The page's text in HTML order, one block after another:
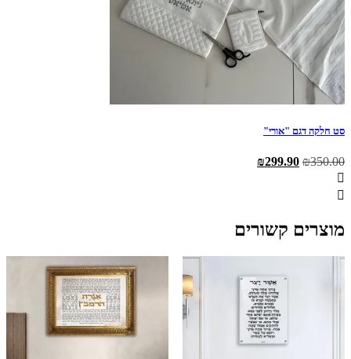
סט חלקה דגם "אורי"
₪350.00
המחיר ₪299.90
מוצרים קשורים